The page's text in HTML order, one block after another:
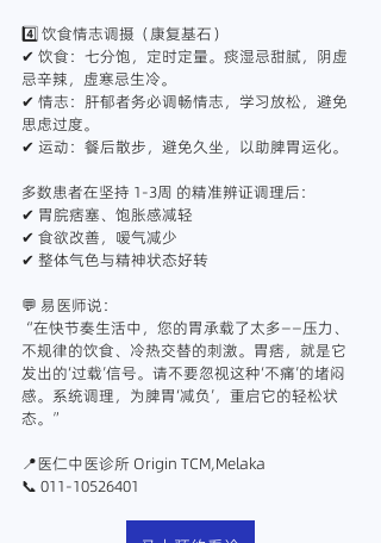
4️⃣ 饮食情志调摄（康复基石）
✔ 饮食：七分饱，定时定量。痰湿忌甜腻，阴虚
忌辛辣，虚寒忌生冷。
✔ 情志：肝郁者务必调畅情志，学习放松，避免
思虑过度。
✔ 运动：餐后散步，避免久坐，以助脾胃运化。
多数患者在坚持 1-3周 的精准辨证调理后：
✔ 胃脘痞塞、饱胀感减轻
✔ 食欲改善，嗳气减少
✔ 整体气色与精神状态好转
💬 易医师说：
“在快节奏生活中，您的胃承载了太多——压力、
不规律的饮食、冷热交替的刺激。胃痞，就是它
发出的‘过载’信号。请不要忽视这种‘不痛’的堵闷
感。系统调理，为脾胃‘减负’，重启它的轻松状
态。”
📍医仁中医诊所 Origin TCM,Melaka
📞 011-10526401